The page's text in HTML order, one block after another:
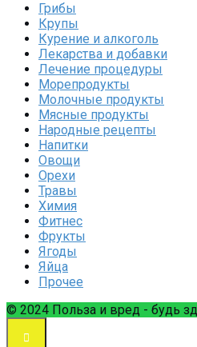
Грибы
Крупы
Курение и алкоголь
Лекарства и добавки
Лечение процедуры
Морепродукты
Молочные продукты
Мясные продукты
Народные рецепты
Напитки
Овощи
Орехи
Травы
Химия
Фитнес
Фрукты
Ягоды
Яйца
Прочее
© 2024 Польза и вред - будь